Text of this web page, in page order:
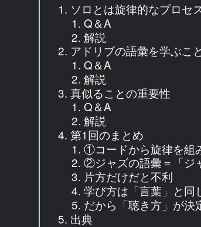
ソロとは旋律的なプロセ
Q＆A
解説
アドリブの語彙を学ぶこ
Q＆A
解説
真似ることの重要性
Q＆A
解説
第1回のまとめ
①コードから旋律を組
②ジャズの語彙＝「ジ
片方だけだと不利
学び方は「言葉」と同
だから「聴き方」が決
出典